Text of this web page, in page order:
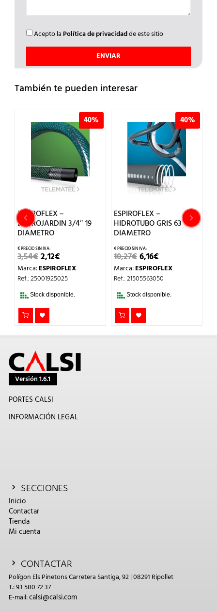
Acepto la Política de privacidadde este sitio
También te pueden interesar
40%
ESPIROFLEX –
ESPIROJARDIN 3/4″ 19
DIAMETRO
3,54€EL
PRECIO
ORIGINAL
ERA:
2,12€PRECIO
ACTUAL
ES:
Marca:ESPIROFLEX
Ref.: 25001925025
Stock disponible.
40%
ESPIROFLEX –
HIDROTUBO GRIS 63
DIAMETRO
10,27€EL
PRECIO
ORIGINAL
ERA:
6,16€PRECIO
ACTUAL
ES:
Marca:ESPIROFLEX
Ref.: 21505563050
Stock disponible.
Versión 1.6.1
PORTES CALSI
INFORMACIÓN LEGAL
SECCIONES
Inicio
Contactar
Tienda
Mi cuenta
CONTACTAR
Polígon Els Pinetons Carretera Santiga, 92 | 08291 Ripollet
T.: 93 580 72 37
E-mail:calsi@calsi.com